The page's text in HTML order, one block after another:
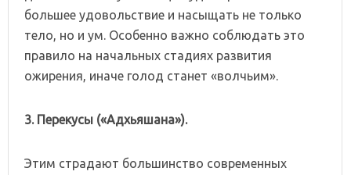
большее удовольствие и насыщать не только
тело, но и ум. Особенно важно соблюдать это
правило на начальных стадиях развития
ожирения, иначе голод станет «волчьим».
3. Перекусы («Адхьяшана»).
Этим страдают большинство современных